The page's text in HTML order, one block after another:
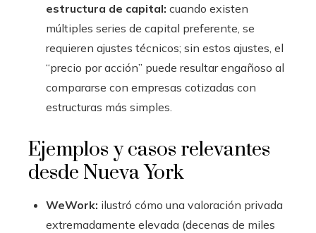
estructura de capital: cuando existen
múltiples series de capital preferente, se
requieren ajustes técnicos; sin estos ajustes, el
“precio por acción” puede resultar engañoso al
compararse con empresas cotizadas con
estructuras más simples.
Ejemplos y casos relevantes
desde Nueva York
WeWork: ilustró cómo una valoración privada
extremadamente elevada (decenas de miles